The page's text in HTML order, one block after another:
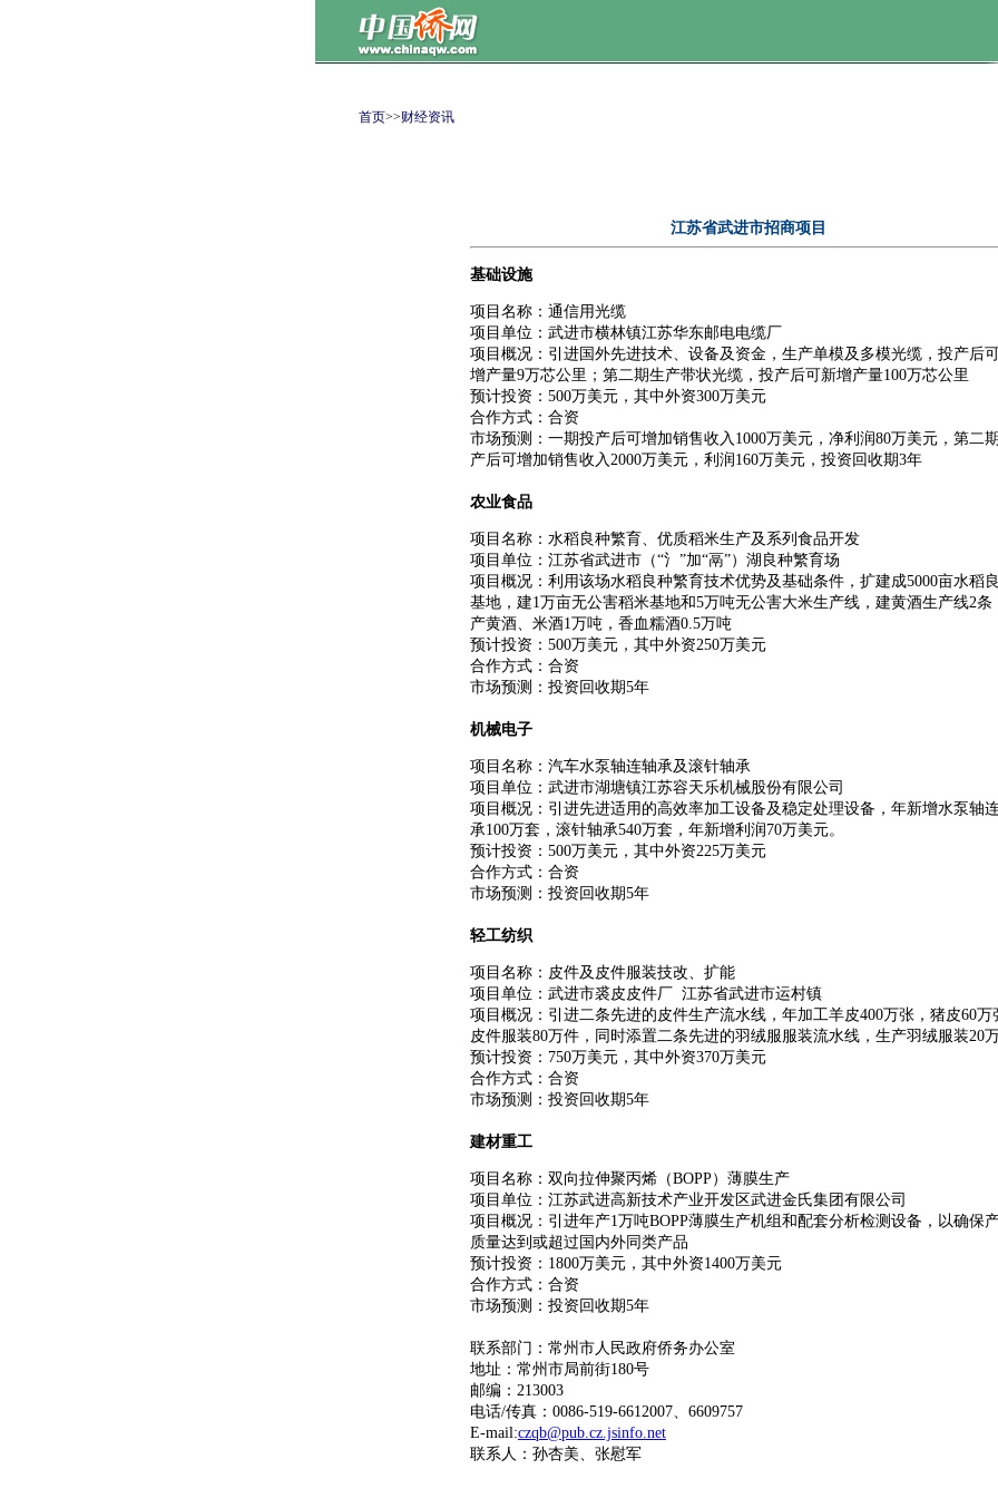
首页>>财经资讯
江苏省武进市招商项目
基础设施
项目名称：通信用光缆
项目单位：武进市横林镇江苏华东邮电电缆厂
项目概况：引进国外先进技术、设备及资金，生产单模及多模光缆，投产后
增产量9万芯公里；第二期生产带状光缆，投产后可新增产量100万芯公里
预计投资：500万美元，其中外资300万美元
合作方式：合资
市场预测：一期投产后可增加销售收入1000万美元，净利润80万美元，第二
产后可增加销售收入2000万美元，利润160万美元，投资回收期3年
农业食品
项目名称：水稻良种繁育、优质稻米生产及系列食品开发
项目单位：江苏省武进市（“氵”加“鬲”）湖良种繁育场
项目概况：利用该场水稻良种繁育技术优势及基础条件，扩建成5000亩水稻
基地，建1万亩无公害稻米基地和5万吨无公害大米生产线，建黄酒生产线2条
产黄酒、米酒1万吨，香血糯酒0.5万吨
预计投资：500万美元，其中外资250万美元
合作方式：合资
市场预测：投资回收期5年
机械电子
项目名称：汽车水泵轴连轴承及滚针轴承
项目单位：武进市湖塘镇江苏容天乐机械股份有限公司
项目概况：引进先进适用的高效率加工设备及稳定处理设备，年新增水泵轴
承100万套，滚针轴承540万套，年新增利润70万美元。
预计投资：500万美元，其中外资225万美元
合作方式：合资
市场预测：投资回收期5年
轻工纺织
项目名称：皮件及皮件服装技改、扩能
项目单位：武进市裘皮皮件厂 江苏省武进市运村镇
项目概况：引进二条先进的皮件生产流水线，年加工羊皮400万张，猪皮60万
皮件服装80万件，同时添置二条先进的羽绒服服装流水线，生产羽绒服装20
预计投资：750万美元，其中外资370万美元
合作方式：合资
市场预测：投资回收期5年
建材重工
项目名称：双向拉伸聚丙烯（BOPP）薄膜生产
项目单位：江苏武进高新技术产业开发区武进金氏集团有限公司
项目概况：引进年产1万吨BOPP薄膜生产机组和配套分析检测设备，以确保
质量达到或超过国内外同类产品
预计投资：1800万美元，其中外资1400万美元
合作方式：合资
市场预测：投资回收期5年
联系部门：常州市人民政府侨务办公室
地址：常州市局前街180号
邮编：213003
电话/传真：0086-519-6612007、6609757
E-mail:czqb@pub.cz.jsinfo.net
联系人：孙杏美、张慰军